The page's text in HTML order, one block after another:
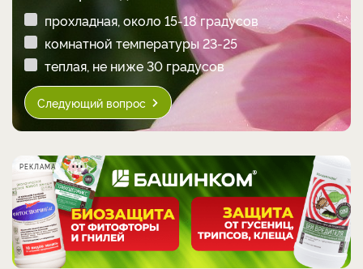
прохладная, около 15-18 градусов
комнатной температуры 23-25
теплая, не ниже 30 градусов
Следующий вопрос
РЕКЛАМА